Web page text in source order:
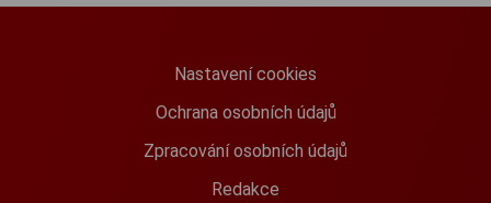
Nastavení cookies
Ochrana osobních údajů
Zpracování osobních údajů
Redakce